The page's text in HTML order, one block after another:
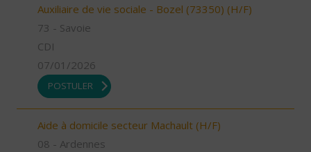
Auxiliaire de vie sociale - Bozel (73350) (H/F)
73 - Savoie
CDI
07/01/2026
POSTULER
Aide à domicile secteur Machault (H/F)
08 - Ardennes